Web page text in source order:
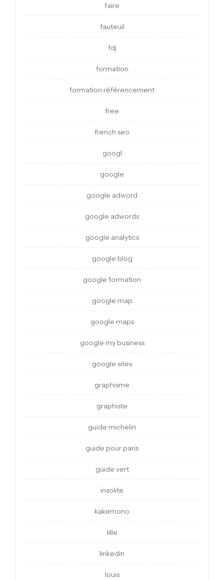
faire
fauteuil
fdj
formation
formation référencement
free
french seo
googl
google
google adword
google adwords
google analytics
google blog
google formation
google map
google maps
google my business
google sites
graphisme
graphiste
guide michelin
guide pour paris
guide vert
insolite
kakemono
lille
linkedin
louis